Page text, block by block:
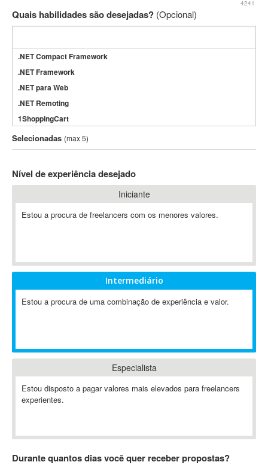
4241
Quais habilidades são desejadas? (Opcional)
.NET Compact Framework
.NET Framework
.NET para Web
.NET Remoting
1ShoppingCart
3DS Max
3GSM
802.11
A-GPS
ABAP
Abaqus
ABBYY FineReader
Ableton
Ableton Push
Abstract
AC3
Selecionadas (max 5)
Nível de experiência desejado
Iniciante
Estou a procura de freelancers com os menores valores.
Intermediário
Estou a procura de uma combinação de experiência e valor.
Especialista
Estou disposto a pagar valores mais elevados para freelancers
experientes.
Durante quantos dias você quer receber propostas?